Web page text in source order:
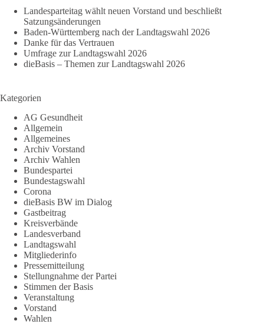
Landesparteitag wählt neuen Vorstand und beschließt
Satzungsänderungen
Baden-Württemberg nach der Landtagswahl 2026
Danke für das Vertrauen
Umfrage zur Landtagswahl 2026
dieBasis – Themen zur Landtagswahl 2026
Kategorien
AG Gesundheit
Allgemein
Allgemeines
Archiv Vorstand
Archiv Wahlen
Bundespartei
Bundestagswahl
Corona
dieBasis BW im Dialog
Gastbeitrag
Kreisverbände
Landesverband
Landtagswahl
Mitgliederinfo
Pressemitteilung
Stellungnahme der Partei
Stimmen der Basis
Veranstaltung
Vorstand
Wahlen